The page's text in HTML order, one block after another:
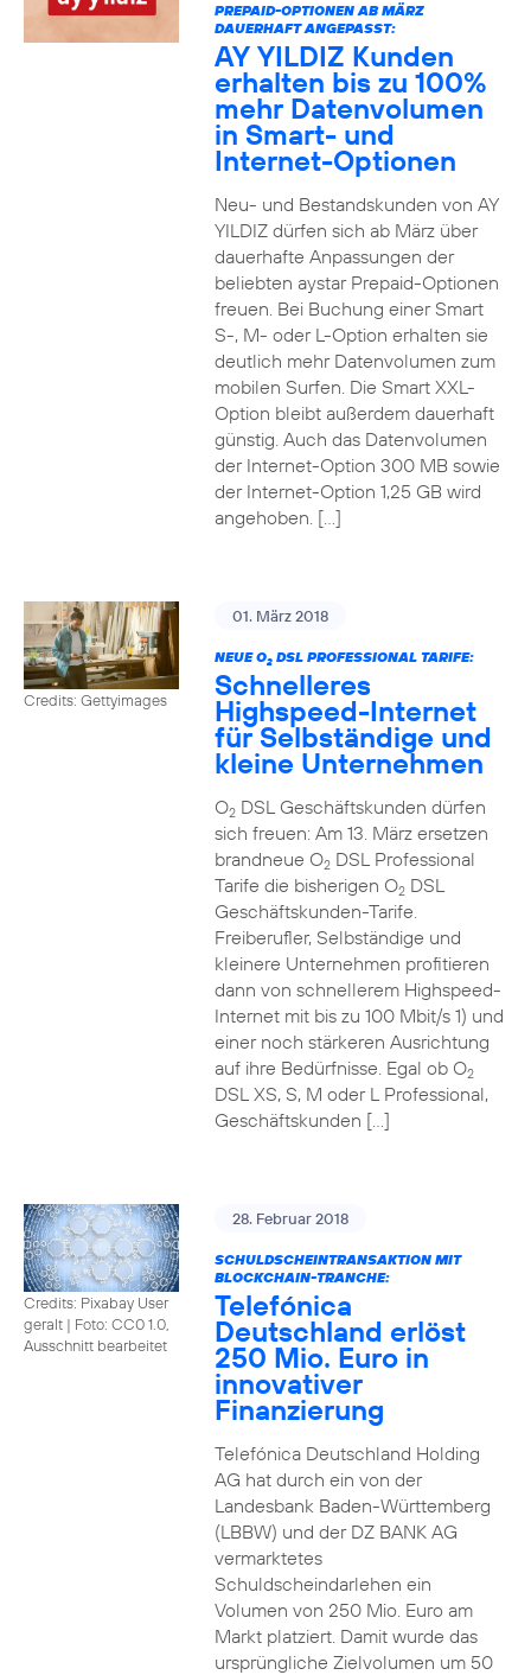
PREPAID-OPTIONEN AB MÄRZ
DAUERHAFT ANGEPASST:
AY YILDIZ Kunden
erhalten bis zu 100%
mehr Datenvolumen
in Smart- und
Internet-Optionen
Neu- und Bestandskunden von AY
YILDIZ dürfen sich ab März über
dauerhafte Anpassungen der
beliebten aystar Prepaid-Optionen
freuen. Bei Buchung einer Smart
S-, M- oder L-Option erhalten sie
deutlich mehr Datenvolumen zum
mobilen Surfen. Die Smart XXL-
Option bleibt außerdem dauerhaft
günstig. Auch das Datenvolumen
der Internet-Option 300 MB sowie
der Internet-Option 1,25 GB wird
angehoben. […]
Credits: Gettyimages
01. März 2018
NEUE O2DSL PROFESSIONAL TARIFE:
Schnelleres
Highspeed-Internet
für Selbständige und
kleine Unternehmen
O2DSL Geschäftskunden dürfen
sich freuen: Am 13. März ersetzen
brandneue O2DSL Professional
Tarife die bisherigen O2DSL
Geschäftskunden-Tarife.
Freiberufler, Selbständige und
kleinere Unternehmen profitieren
dann von schnellerem Highspeed-
Internet mit bis zu 100 Mbit/s 1) und
einer noch stärkeren Ausrichtung
auf ihre Bedürfnisse. Egal ob O2
DSL XS, S, M oder L Professional,
Geschäftskunden […]
Credits: Pixabay User
geralt | Foto: CC0 1.0,
Ausschnitt bearbeitet
28. Februar 2018
SCHULDSCHEINTRANSAKTION MIT
BLOCKCHAIN-TRANCHE:
Telefónica
Deutschland erlöst
250 Mio. Euro in
innovativer
Finanzierung
Telefónica Deutschland Holding
AG hat durch ein von der
Landesbank Baden-Württemberg
(LBBW) und der DZ BANK AG
vermarktetes
Schuldscheindarlehen ein
Volumen von 250 Mio. Euro am
Markt platziert. Damit wurde das
ursprüngliche Zielvolumen um 50